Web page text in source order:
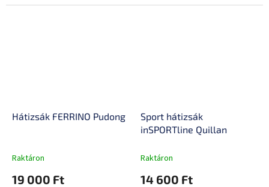
Hátizsák FERRINO Pudong
Raktáron
19 000 Ft
Sport hátizsák
inSPORTline Quillan
Raktáron
14 600 Ft